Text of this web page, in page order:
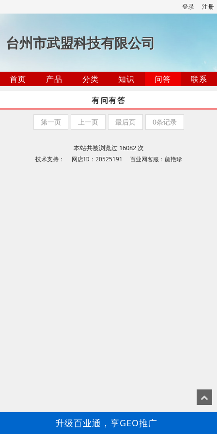
登录 注册
台州市武盟科技有限公司
首页 产品 分类 知识 问答
联系
有问有答
第一页 上一页 最后页 0条记录
本站共被浏览过 16082 次
技术支持： 网店ID：20525191 百业网客服：颜艳珍
升级百业通，享GEO推广